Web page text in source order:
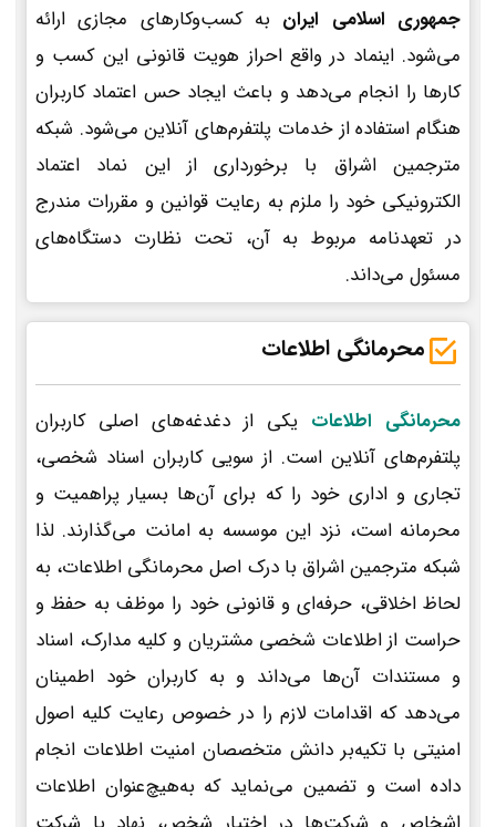
جمهوری اسلامی ایران به کسب‌وکارهای مجازی ارائه
می‌شود. اینماد در واقع احراز هویت قانونی این کسب و
کارها را انجام می‌دهد و باعث ایجاد حس اعتماد کاربران
هنگام استفاده از خدمات پلتفرم‌های آنلاین می‌شود. شبکه
مترجمین اشراق با برخورداری از این نماد اعتماد
الکترونیکی خود را ملزم به رعایت قوانین و مقررات مندرج
در تعهدنامه مربوط به آن، تحت نظارت دستگاه‌های
مسئول می‌داند.
محرمانگی اطلاعات
محرمانگی اطلاعات یکی از دغدغه‌های اصلی کاربران
پلتفرم‌های آنلاین است. از سویی کاربران اسناد شخصی،
تجاری و اداری خود را که برای آن‌ها بسیار پراهمیت و
محرمانه است، نزد این موسسه به امانت می‌گذارند. لذا
شبکه مترجمین اشراق با درک اصل محرمانگی اطلاعات، به
لحاظ اخلاقی، حرفه‌ای و قانونی خود را موظف به حفظ و
حراست از اطلاعات شخصی مشتریان و کلیه مدارک، اسناد
و مستندات آن‌ها می‌داند و به کاربران خود اطمینان
می‌دهد که اقدامات لازم را در خصوص رعایت کلیه اصول
امنیتی با تکیه‌بر دانش متخصصان امنیت اطلاعات انجام
داده است و تضمین می‌نماید که به‌هیچ‌عنوان اطلاعات